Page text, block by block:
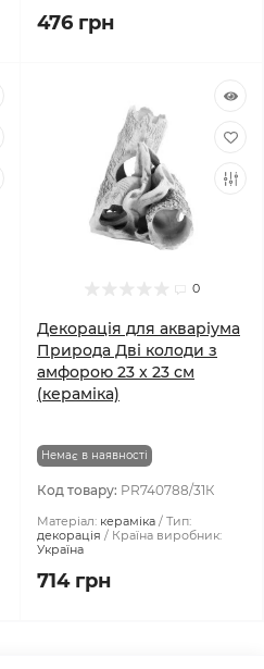
476 грн
0
Декорація для акваріума
Природа Дві колоди з
амфорою 23 x 23 см
(кераміка)
Немає в наявності
Код товару: PR740788/31К
Матеріал: кераміка
Тип:
декорація
Країна виробник:
Україна
714 грн